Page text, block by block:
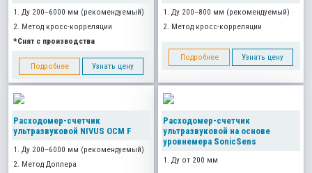
1. Ду 200–6000 мм (рекомендуемый)
2. Метод кросс-корреляции
*Снят с производства
Подробнее Узнать цену
1. Ду 200–800 мм (рекомендуемый)
2. Метод кросс-корреляции
Подробнее Узнать цену
Расходомер-счетчик
ультразвуковой NIVUS OCM F
1. Ду 200–6000 мм (рекомендуемый)
2. Метод Доплера
Расходомер-счетчик
ультразвуковой на основе
уровнемера SonicSens
1. Ду от 200 мм